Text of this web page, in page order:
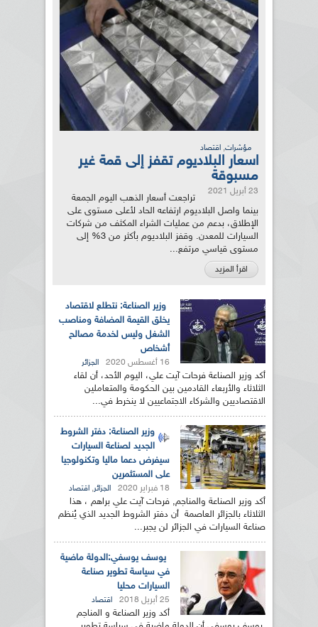
مؤشرات, اقتصاد
اسعار البلاديوم تقفز إلى قمة غير
مسبوقة
23 أبريل 2021
تراجعت أسعار الذهب اليوم الجمعة
بينما واصل البلاديوم ارتفاعه الحاد لأعلى مستوى على
الإطلاق، بدعم من عمليات الشراء المكثف من شركات
السيارات للمعدن. وقفز البلاديوم بأكثر من 3% إلى
مستوى قياسي مرتفع...
اقرأ المزيد
وزير الصناعة: نتطلع لاقتصاد
يخلق القيمة المضافة ومناصب
الشغل وليس لخدمة مصالح
أشخاص
16 أغسطس 2020 الجزائر
أكد وزير الصناعة فرحات آيت علي، اليوم الأحد، أن لقاء
الثلاثاء والأربعاء القادمين بين الحكومة والمتعاملين
الاقتصاديين والشركاء الاجتماعيين لا ينخرط في...
وزير الصناعة: دفتر الشروط
الجديد لصناعة السيارات
سيفرض دعما ماليا وتكنولوجيا
على المستثمرين
18 فبراير 2020 الجزائر, اقتصاد
أكد وزير الصناعة والمناجم, فرحات آيت علي براهم ، هذا
الثلاثاء بالجزائر العاصمة أن دفتر الشروط الجديد الذي يُنظم
صناعة السيارات في الجزائر لن يجبر...
يوسف يوسفي:الدولة ماضية
في سياسة تطوير صناعة
السيارات محليا
25 أبريل 2018 اقتصاد
أكد وزير الصناعة و المناجم